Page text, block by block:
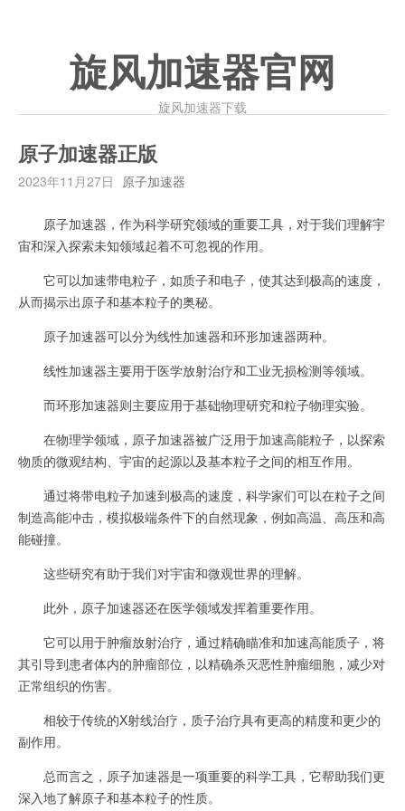
旋风加速器官网
旋风加速器下载
原子加速器正版
2023年11月27日 原子加速器
原子加速器，作为科学研究领域的重要工具，对于我们理解宇
宙和深入探索未知领域起着不可忽视的作用。
它可以加速带电粒子，如质子和电子，使其达到极高的速度，
从而揭示出原子和基本粒子的奥秘。
原子加速器可以分为线性加速器和环形加速器两种。
线性加速器主要用于医学放射治疗和工业无损检测等领域。
而环形加速器则主要应用于基础物理研究和粒子物理实验。
在物理学领域，原子加速器被广泛用于加速高能粒子，以探索
物质的微观结构、宇宙的起源以及基本粒子之间的相互作用。
通过将带电粒子加速到极高的速度，科学家们可以在粒子之间
制造高能冲击，模拟极端条件下的自然现象，例如高温、高压和高
能碰撞。
这些研究有助于我们对宇宙和微观世界的理解。
此外，原子加速器还在医学领域发挥着重要作用。
它可以用于肿瘤放射治疗，通过精确瞄准和加速高能质子，将
其引导到患者体内的肿瘤部位，以精确杀灭恶性肿瘤细胞，减少对
正常组织的伤害。
相较于传统的X射线治疗，质子治疗具有更高的精度和更少的
副作用。
总而言之，原子加速器是一项重要的科学工具，它帮助我们更
深入地了解原子和基本粒子的性质。